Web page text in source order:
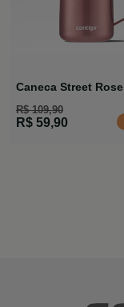
Caneca Street Rose
R$ 109,90
R$ 59,90